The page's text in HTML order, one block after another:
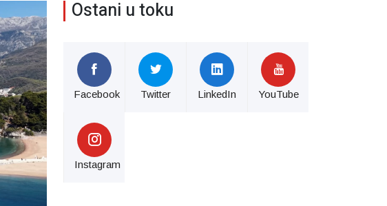
Ostani u toku
Facebook Twitter LinkedIn YouTube
Instagram